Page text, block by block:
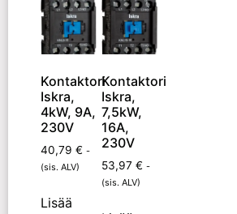
Kontaktori
Iskra,
4kW, 9A,
230V
40,79 € -
(sis. ALV)
Lisää
Kontaktori
Iskra,
7,5kW,
16A,
230V
53,97 € -
(sis. ALV)